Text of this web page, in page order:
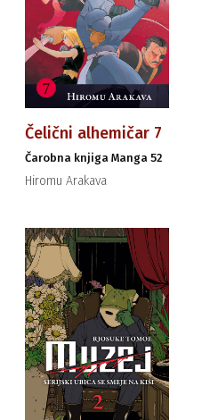
Čelični alhemičar 7
Čarobna knjiga Manga 52
Hiromu Arakava